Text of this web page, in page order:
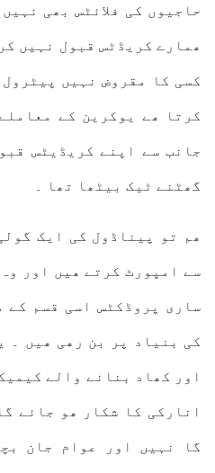
حاجیوں کی فلائٹس بھی
ھمارے کریڈٹس قبول نہیں
کسی کا مقروض نہیں
کرتا ھے یوکرین کے
جانب سے اپنے کریڈیٹس
گھٹنے ٹیک بیٹھا تھا ۔
ھم تو پیناڈول کی ایک
سے امپورٹ کرتے ھیں اور
ساری پروڈکٹس اسی قسم کے
کی بنیاد پر بن رھی ھیں ۔
اور کھاد بنانے والے
انارکی کا شکار ھو جائے
گا نہیں اور عوام جان